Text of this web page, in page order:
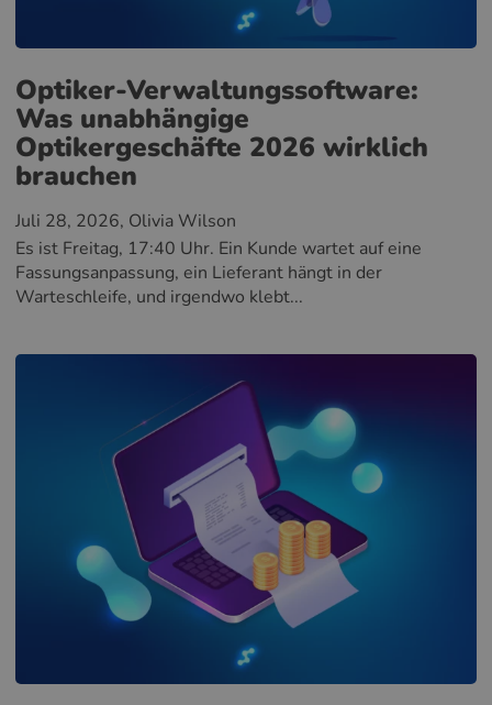
Optiker-Verwaltungssoftware:
Was unabhängige
Optikergeschäfte 2026 wirklich
brauchen
Juli 28, 2026, Olivia Wilson
Es ist Freitag, 17:40 Uhr. Ein Kunde wartet auf eine
Fassungsanpassung, ein Lieferant hängt in der
Warteschleife, und irgendwo klebt...